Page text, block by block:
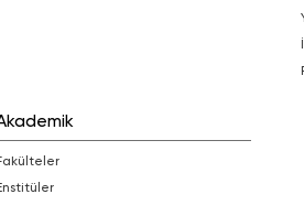
Akademik
Fakülteler
Enstitüler